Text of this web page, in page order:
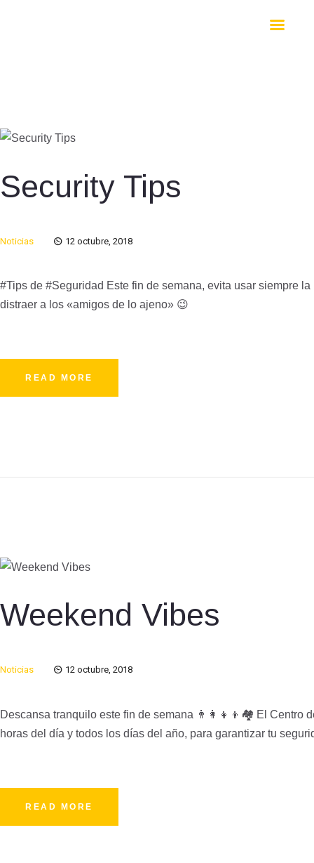
INICIO
Security Tips
Noticias 12 octubre, 2018
#Tips de #Seguridad Este fin de semana, evita usar siempre
distraer a los «amigos de lo ajeno» 😉
READ MORE
Weekend Vibes
Noticias 12 octubre, 2018
Descansa tranquilo este fin de semana 👨‍👩‍👧‍👦🏘 El Centro
horas del día y todos los días del año, para garantizar tu
READ MORE